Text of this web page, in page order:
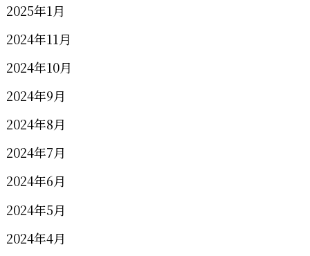
2025年1月
2024年11月
2024年10月
2024年9月
2024年8月
2024年7月
2024年6月
2024年5月
2024年4月